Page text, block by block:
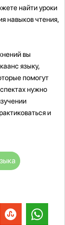
найти уроки
навыков чтения,
вы
языку,
помогут
нужно
и